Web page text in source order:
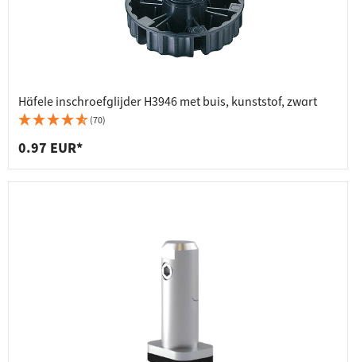
Häfele inschroefglijder H3946 met buis, kunststof, zwart
(70)
0.97 EUR*